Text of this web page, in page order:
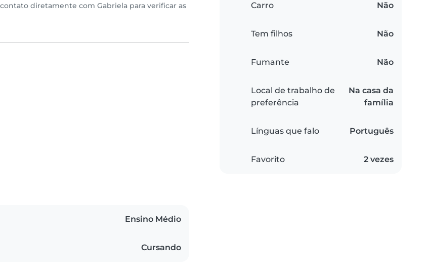
diretamente com Gabriela para verificar as
Carro Não
Tem filhos Não
Fumante Não
Local de trabalho de
preferência
Na casa da
família
Línguas que falo Português
Favorito 2 vezes
Ensino Médio
Cursando